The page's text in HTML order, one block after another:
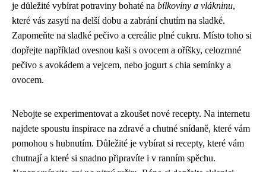
je důležité vybírat potraviny bohaté na bílkoviny a vlákninu,
které vás zasytí na delší dobu a zabrání chutím na sladké.
Zapomeňte na sladké pečivo a cereálie plné cukru. Místo toho si
dopřejte například ovesnou kaši s ovocem a oříšky, celozrnné
pečivo s avokádem a vejcem, nebo jogurt s chia semínky a
ovocem.
Nebojte se experimentovat a zkoušet nové recepty. Na internetu
najdete spoustu inspirace na zdravé a chutné snídaně, které vám
pomohou s hubnutím. Důležité je vybírat si recepty, které vám
chutnají a které si snadno připravíte i v ranním spěchu.